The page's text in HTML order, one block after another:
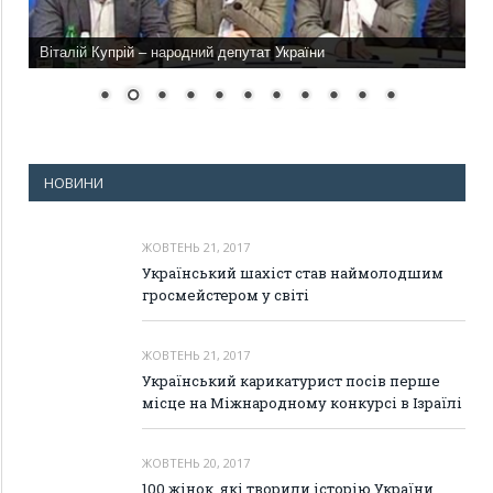
Віталій Купрій – народний депутат України
НОВИНИ
ЖОВТЕНЬ 21, 2017
Український шахіст став наймолодшим
гросмейстером у світі
ЖОВТЕНЬ 21, 2017
Український карикатурист посів перше
місце на Міжнародному конкурсі в Ізраїлі
ЖОВТЕНЬ 20, 2017
100 жінок, які творили історію України